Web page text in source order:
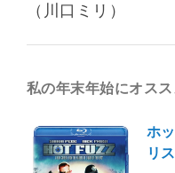
（川口ミリ）
私の年末年始にオス
ホ
リ